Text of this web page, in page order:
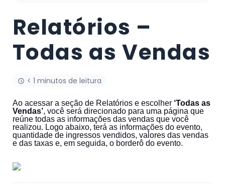
Relatórios –
Todas as Vendas
< 1 minutos de leitura
Ao acessar a seção de Relatórios e escolher ‘Todas as
Vendas’, você será direcionado para uma página que
reúne todas as informações das vendas que você
realizou. Logo abaixo, terá as informações do evento,
quantidade de ingressos vendidos, valores das vendas
e das taxas e, em seguida, o borderô do evento.